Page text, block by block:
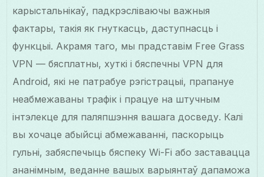
карыстальнікаў, падкрэсліваючы важныя
фактары, такія як гнуткасць, даступнасць і
функцыі. Акрамя таго, мы прадставім Free Grass
VPN — бясплатны, хуткі і бяспечны VPN для
Android, які не патрабуе рэгістрацыі, прапануе
неабмежаваны трафік і працуе на штучным
інтэлекце для паляпшэння вашага досведу. Калі
вы хочаце абыйсці абмежаванні, паскорыць
гульні, забяспечыць бяспеку Wi-Fi або заставацца
ананімным, веданне вашых варыянтаў дапаможа